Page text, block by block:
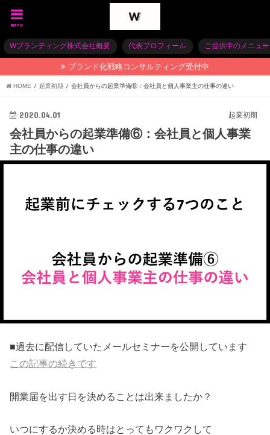
menu
Wブランディング株式会社概要 代表プロフィール ご提供中のメニュー
ブランド化戦略コンサルティング受付中
HOME 起業初期 会社員からの起業準備⑥：会社員と個人事業主の仕事の違い
起業初期
2020.04.01
会社員からの起業準備⑥：会社員と個人事業
主の仕事の違い
■過去に配信していたメールセミナーを公開しています
この記事の続きです
開業届を出す日を決めることは出来ましたか？
いつにするか決める時はとってもワクワクして